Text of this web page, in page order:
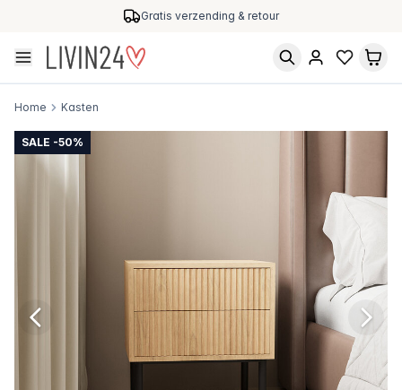
Gratis verzending & retour
Home Kasten
SALE -50%